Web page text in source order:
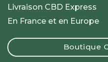
Livraison CBD Express
En France et en Europe
Boutique